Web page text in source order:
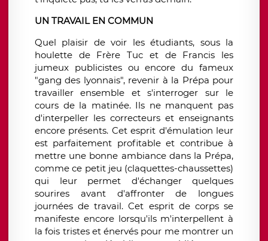
UN TRAVAIL EN COMMUN
Quel plaisir de voir les étudiants, sous la
houlette de Frère Tuc et de Francis les
jumeux publicistes ou encore du fameux
"gang des lyonnais", revenir à la Prépa pour
travailler ensemble et s'interroger sur le
cours de la matinée. Ils ne manquent pas
d'interpeller les correcteurs et enseignants
encore présents. Cet esprit d'émulation leur
est parfaitement profitable et contribue à
mettre une bonne ambiance dans la Prépa,
comme ce petit jeu (claquettes-chaussettes)
qui leur permet d'échanger quelques
sourires avant d'affronter de longues
journées de travail. Cet esprit de corps se
manifeste encore lorsqu'ils m'interpellent à
la fois tristes et énervés pour me montrer un